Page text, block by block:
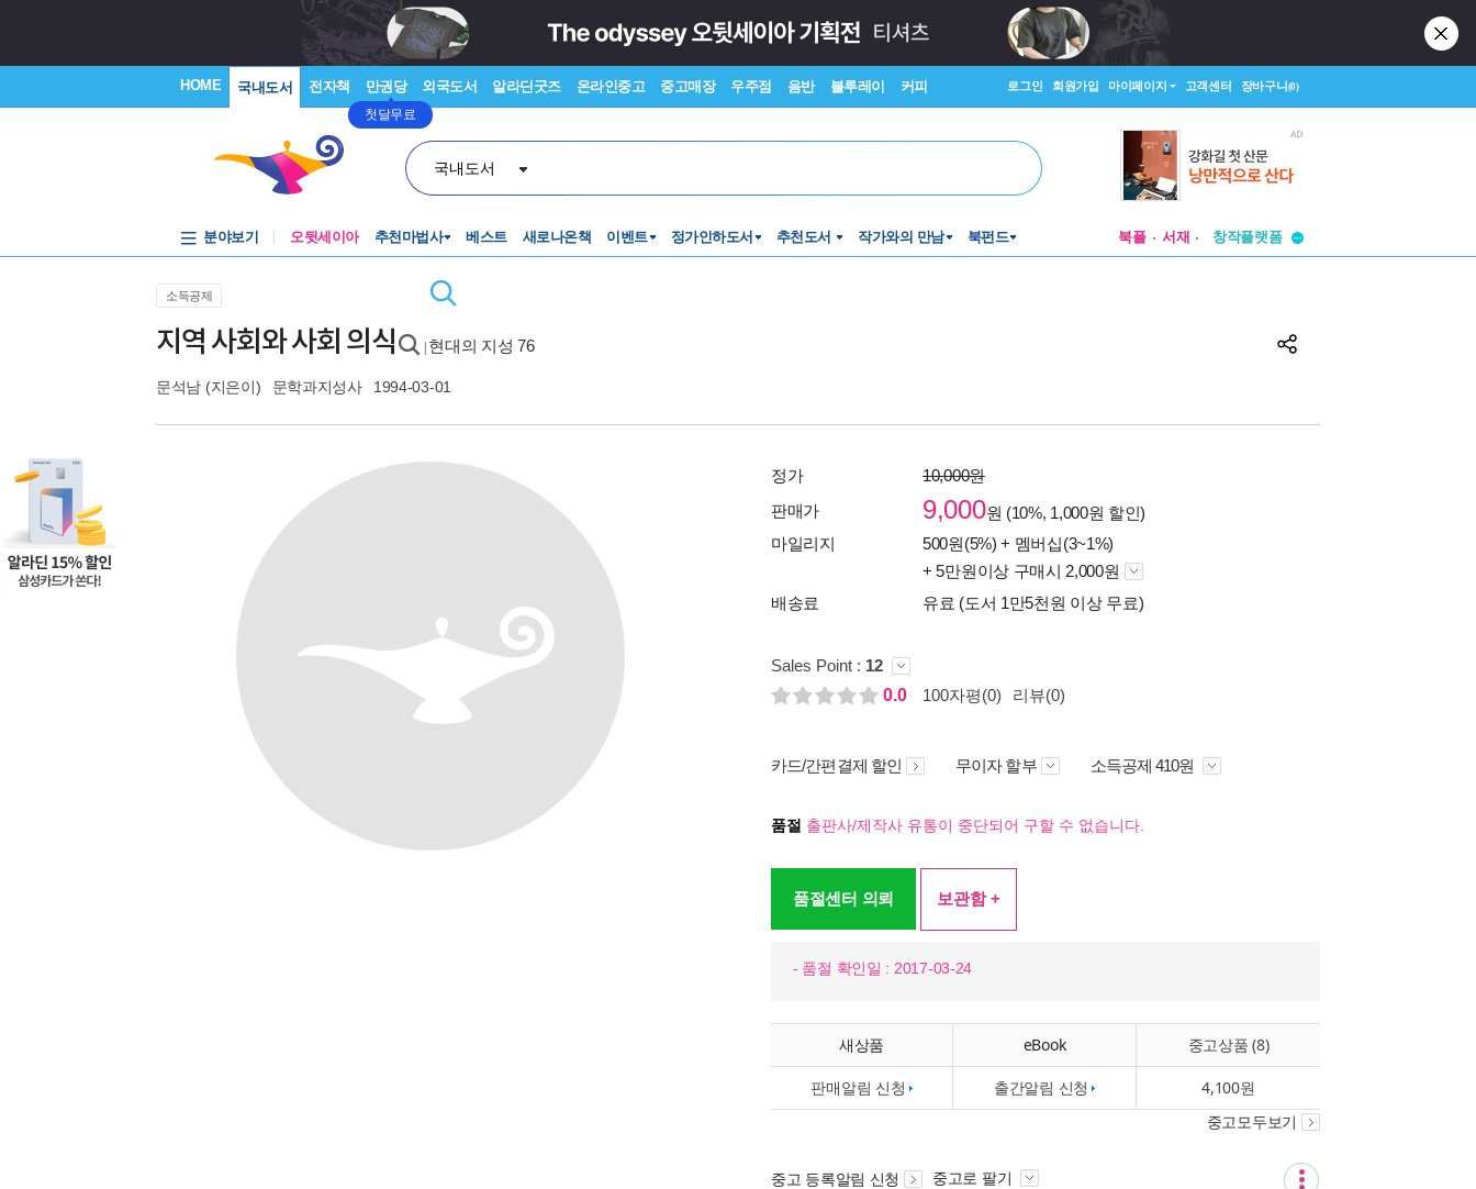
HOME 국내도서 전자책 만권당
첫달무료
외국도서 알라딘굿즈 온라인중고 중고매장 우주점 음반 블루레이 커피 로그인 회원가입 마이페이지 고객센터 장바구니(0)
국내도서
분야보기 오뒷세이아 추천마법사 베스트 새로나온책 이벤트 정가인하도서 추천도서 작가와의 만남 북펀드 북플 서재
창작플랫폼
소득공제
지역 사회와 사회 의식 현대의 지성 76
문석남 (지은이) 문학과지성사 1994-03-01
정가
10,000원
판매가
9,000원 (10%, 1,000원 할인)
마일리지
500원(5%) + 멤버십(3~1%)
+ 5만원이상 구매시 2,000원
배송료
유료 (도서 1만5천원 이상 무료)
Sales Point : 12
0.0
100자평(0) 리뷰(0)
카드/간편결제 할인 무이자 할부 소득공제 410원
품절 출판사/제작사 유통이 중단되어 구할 수 없습니다.
품절센터 의뢰 보관함 +
- 품절 확인일 : 2017-03-24
새상품 eBook 중고상품 (8)
판매알림 신청 출간알림 신청 4,100원
중고모두보기
중고 등록알림 신청 중고로 팔기